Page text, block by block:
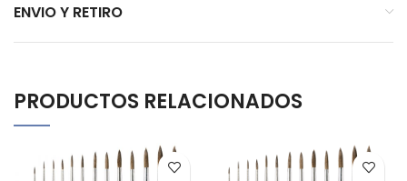
ENVIO Y RETIRO
PRODUCTOS RELACIONADOS